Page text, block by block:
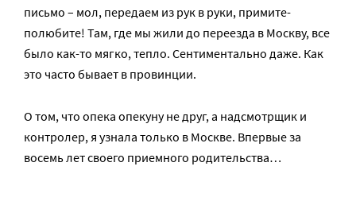
письмо – мол, передаем из рук в руки, примите-
полюбите! Там, где мы жили до переезда в Москву, все
было как-то мягко, тепло. Сентиментально даже. Как
это часто бывает в провинции.
О том, что опека опекуну не друг, а надсмотрщик и
контролер, я узнала только в Москве. Впервые за
восемь лет своего приемного родительства…